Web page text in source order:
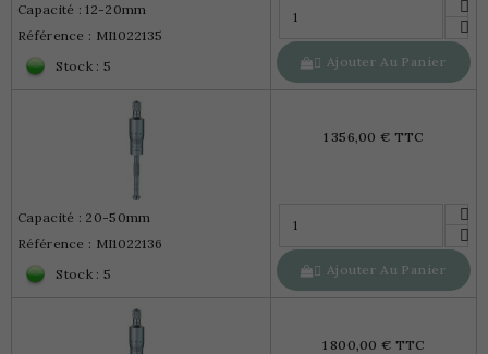
Capacité : 12-20mm
Référence : MI1022135
Stock : 5
 Ajouter Au Panier
Capacité : 20-50mm
Référence : MI1022136
Stock : 5
1 356,00 € TTC
 Ajouter Au Panier
1 800,00 € TTC